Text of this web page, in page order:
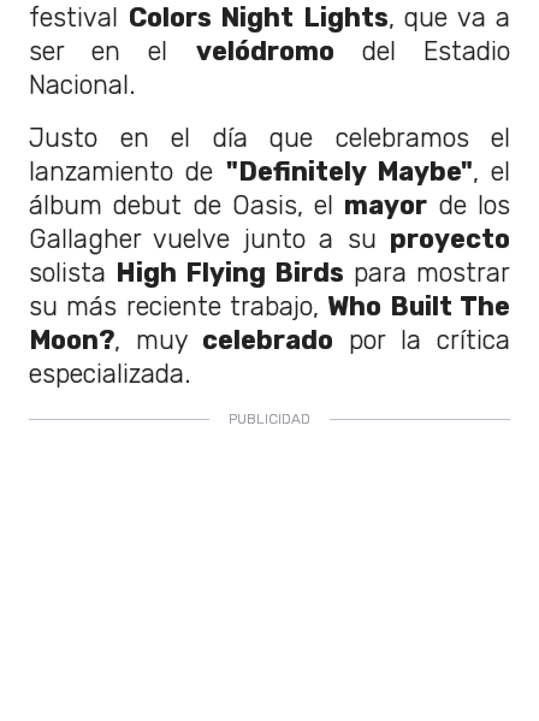
festival Colors Night Lights, que va a
ser en el velódromo del Estadio
Nacional.
Justo en el día que celebramos el
lanzamiento de "Definitely Maybe", el
álbum debut de Oasis, el mayor de los
Gallagher vuelve junto a su proyecto
solista High Flying Birds para mostrar
su más reciente trabajo, Who Built The
Moon?, muy celebrado por la crítica
especializada.